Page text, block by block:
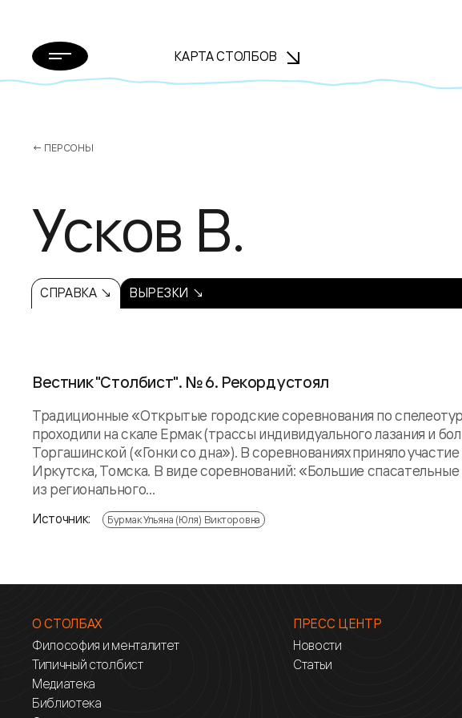
КАРТА СТОЛБОВ
← ПЕРСОНЫ
Усков В.
СПРАВКА ↘ ВЫРЕЗКИ ↘
Вестник "Столбист". № 6. Рекорд устоял
Традиционные «Открытые городские соревнования по
проходили на скале Ермак (трассы индивидуального лазания и
Торгашинской («Гонки со дна»). В соревнованиях приняло
Иркутска, Томска. В виде соревнований: «Большие
из регионального...
Источник: Бурмак Ульяна (Юля) Викторовна
О СТОЛБАХ
Философия и менталитет
Типичный столбист
Медиатека
Библиотека
ПРЕСС ЦЕНТР
Новости
Статьи